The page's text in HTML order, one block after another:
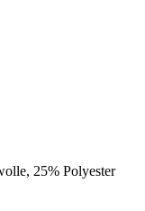
25% Polyester